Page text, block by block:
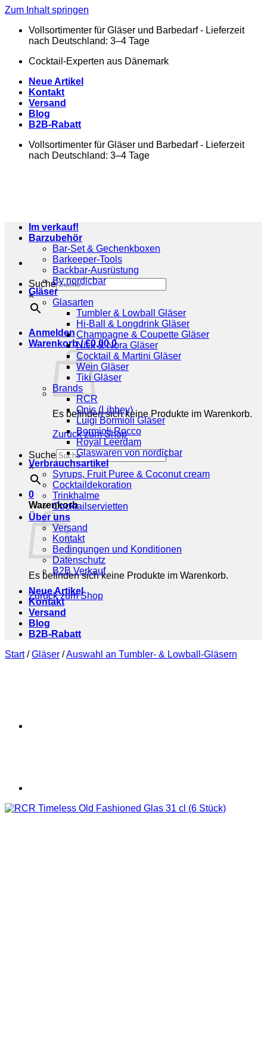
Zum Inhalt springen
Vollsortimenter für Gläser und Barbedarf - Lieferzeit
nach Deutschland: 3–4 Tage
Cocktail-Experten aus Dänemark
Neue Artikel
Kontakt
Versand
Blog
B2B-Rabatt
Vollsortimenter für Gläser und Barbedarf - Lieferzeit
nach Deutschland: 3–4 Tage
Suche
×
Anmelden
Warenkorb /€0,00 0
Es befinden sich keine Produkte im Warenkorb.
Zurück zum Shop
Suche
×
0
Warenkorb
Es befinden sich keine Produkte im Warenkorb.
Zurück zum Shop
Im verkauf!
Barzubehör
Bar-Set & Gechenkboxen
Barkeeper-Tools
Backbar-Ausrüstung
By nordicbar
Gläser
Glasarten
Tumbler & Lowball Gläser
Hi-Ball & Longdrink Gläser
Champagne & Coupette Gläser
Nick & Nora Gläser
Cocktail & Martini Gläser
Wein Gläser
Tiki Gläser
Brands
RCR
Onis (Libbey)
Luigi Bormioli Gläser
Bormioli Rocco
Royal Leerdam
Glaswaren von nordicbar
Verbrauchsartikel
Syrups, Fruit Puree & Coconut cream
Cocktaildekoration
Trinkhalme
Cocktailservietten
Über uns
Versand
Kontakt
Bedingungen und Konditionen
Datenschutz
B2B Verkauf
Neue Artikel
Kontakt
Versand
Blog
B2B-Rabatt
Start / Gläser /Auswahl an Tumbler- & Lowball-Gläsern